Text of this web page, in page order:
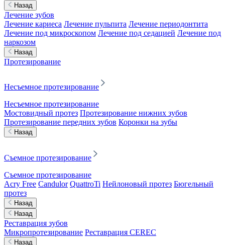
Назад
Лечение зубов
Лечение кариеса Лечение пульпита Лечение периодонтита
Лечение под микроскопом Лечение под седацией Лечение под
наркозом
Назад
Протезирование
Несъемное протезирование
Несъемное протезирование
Мостовидный протез Протезирование нижних зубов
Протезирование передних зубов Коронки на зубы
Назад
Съемное протезирование
Съемное протезирование
Acry Free Candulor QuattroTi Нейлоновый протез Бюгельный
протез
Назад
Назад
Реставрация зубов
Микропротезирование Реставрация CEREC
Назад